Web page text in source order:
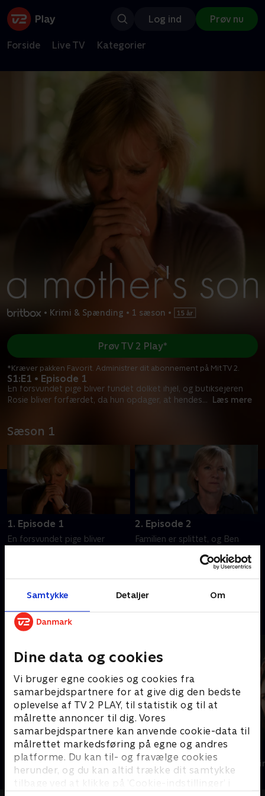
Samtykke Detaljer Om
Dine data og cookies
Vi bruger egne cookies og cookies fra
samarbejdspartnere for at give dig den bedste
oplevelse af TV 2 PLAY, til statistik og til at
målrette annoncer til dig. Vores
samarbejdspartnere kan anvende cookie-data til
målrettet markedsføring på egne og andres
platforme. Du kan til- og fravælge cookies
herunder, og du kan altid trække dit samtykke
tilbage ved at klikke på ’Cookie-indstillinger’ i
Log ind Prøv nu
Forside Live TV Kategorier
• Krimi & Spænding • 1 sæson •
S1:E1 • Episode 1
En forsvundet pige bliver fundet dolket ihjel, og butiksejeren
Rosie bliver forfærdet, da hun opdager, at hendes... Læs mere
Prøv TV 2 Play*
*Kræver pakken Favorit. Administrer dit abonnement på Mit TV 2.
Sæson 1
1. Episode 1
En forsvundet pige bliver
blodige sko.
2. Episode 2
Familien er splittet, og Ben
modtager et opkald fra Jamie,
der beder hende om at møde
Andre så også
Smag for mord
Krimi & Spænding • 1 sæsoner
Top Dog
Krimi &